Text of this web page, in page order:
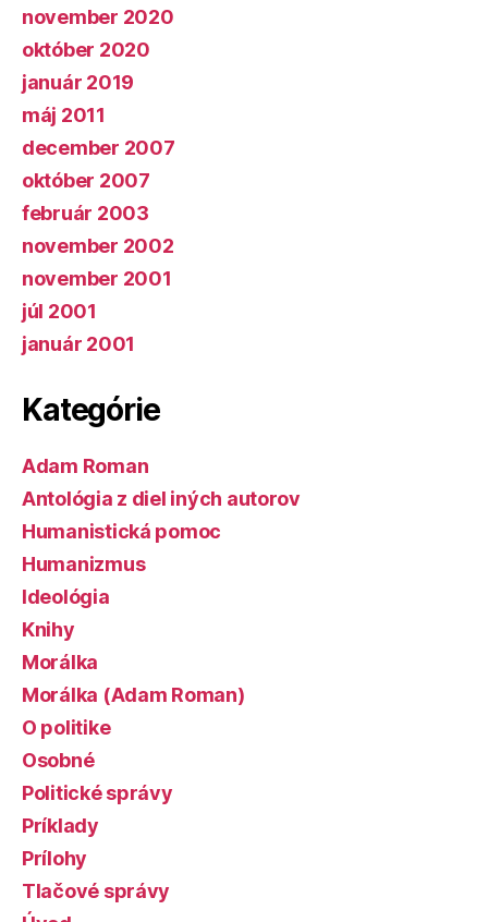
november 2020
október 2020
január 2019
máj 2011
december 2007
október 2007
február 2003
november 2002
november 2001
júl 2001
január 2001
Kategórie
Adam Roman
Antológia z diel iných autorov
Humanistická pomoc
Humanizmus
Ideológia
Knihy
Morálka
Morálka (Adam Roman)
O politike
Osobné
Politické správy
Príklady
Prílohy
Tlačové správy